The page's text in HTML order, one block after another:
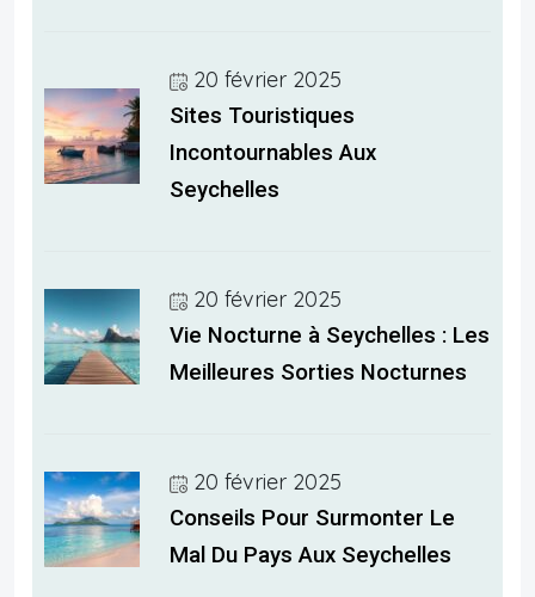
20 février 2025
Sites Touristiques
Incontournables Aux
Seychelles
20 février 2025
Vie Nocturne à Seychelles : Les
Meilleures Sorties Nocturnes
20 février 2025
Conseils Pour Surmonter Le
Mal Du Pays Aux Seychelles